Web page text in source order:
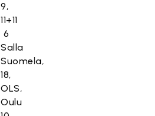
9,
11+11
6
Salla
Suomela,
18,
OLS,
Oulu